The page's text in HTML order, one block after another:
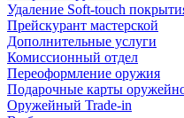
Удаление Soft-touch
Прейскурант мастерской
Дополнительные услуги
Комиссионный отдел
Переоформление оружия
Подарочные карты
Оружейный Trade-in